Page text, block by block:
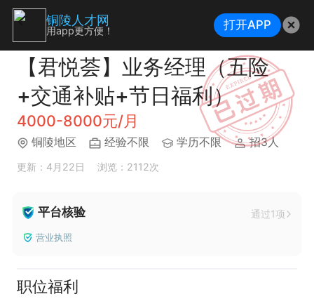
【君悦荟】业务经理（五险
+交通补贴+节日福利）
4000-8000元/月
铜陵地区 经验不限 学历不限 招3人
更新：4月22日 浏览：2112次
平台核验 通过1项
营业执照
职位福利
铜陵人才网
用app更方便！ 打开APP